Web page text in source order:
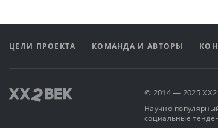
ЦЕЛИ ПРОЕКТА КОМАНДА И АВТОРЫ
© 2014 — 2025
Научно-
социальные